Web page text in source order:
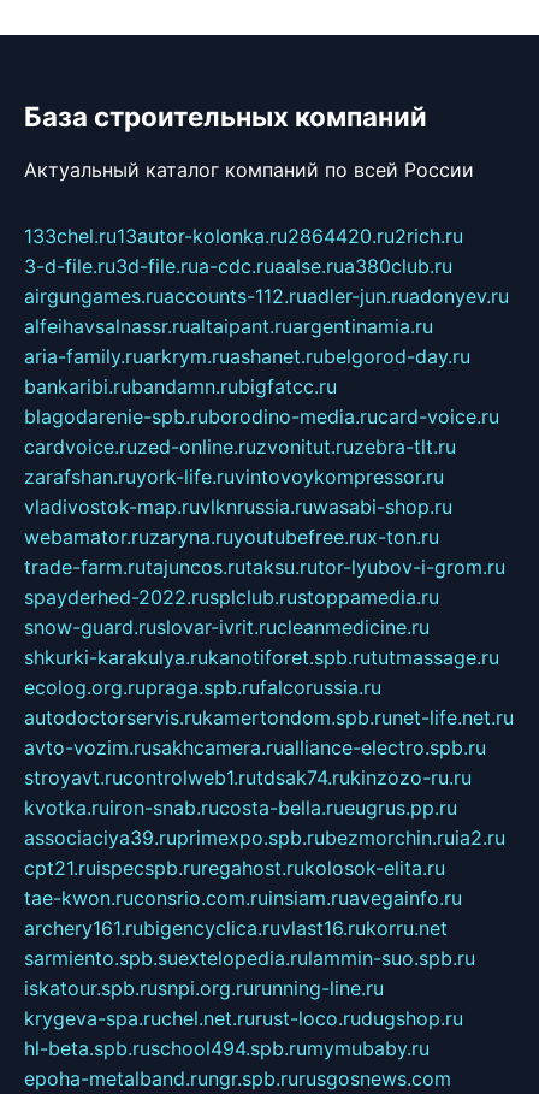
База строительных компаний
Актуальный каталог компаний по всей России
133chel.ru13autor-kolonka.ru2864420.ru2rich.ru
3-d-file.ru3d-file.rua-cdc.ruaalse.rua380club.ru
airgungames.ruaccounts-112.ruadler-jun.ruadonyev.ru
alfeihavsalnassr.rualtaipant.ruargentinamia.ru
aria-family.ruarkrym.ruashanet.rubelgorod-day.ru
bankaribi.rubandamn.rubigfatcc.ru
blagodarenie-spb.ruborodino-media.rucard-voice.ru
cardvoice.ruzed-online.ruzvonitut.ruzebra-tlt.ru
zarafshan.ruyork-life.ruvintovoykompressor.ru
vladivostok-map.ruvlknrussia.ruwasabi-shop.ru
webamator.ruzaryna.ruyoutubefree.rux-ton.ru
trade-farm.rutajuncos.rutaksu.rutor-lyubov-i-grom.ru
spayderhed-2022.rusplclub.rustoppamedia.ru
snow-guard.ruslovar-ivrit.rucleanmedicine.ru
shkurki-karakulya.rukanotiforet.spb.rututmassage.ru
ecolog.org.rupraga.spb.rufalcorussia.ru
autodoctorservis.rukamertondom.spb.runet-life.net.ru
avto-vozim.rusakhcamera.rualliance-electro.spb.ru
stroyavt.rucontrolweb1.rutdsak74.rukinzozo-ru.ru
kvotka.ruiron-snab.rucosta-bella.rueugrus.pp.ru
associaciya39.ruprimexpo.spb.rubezmorchin.ruia2.ru
cpt21.ruispecspb.ruregahost.rukolosok-elita.ru
tae-kwon.ruconsrio.com.ruinsiam.ruavegainfo.ru
archery161.rubigencyclica.ruvlast16.rukorru.net
sarmiento.spb.suextelopedia.rulammin-suo.spb.ru
iskatour.spb.rusnpi.org.rurunning-line.ru
krygeva-spa.ruchel.net.rurust-loco.rudugshop.ru
hl-beta.spb.ruschool494.spb.rumymubaby.ru
epoha-metalband.rungr.spb.rurusgosnews.com